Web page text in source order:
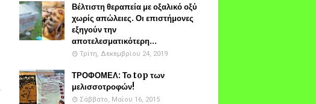
Βέλτιστη θεραπεία με οξαλικό οξύ
χωρίς απώλειες. Οι επιστήμονες
εξηγούν την
αποτελεσματικότερη...
Τρίτη, Δεκεμβρίου 24, 2019
ΤΡΟΦΟΜΕΛ: Το top των
μελισσοτροφών!
Σάββατο, Μαΐου 16, 2015